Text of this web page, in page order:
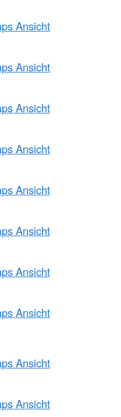
Ansicht
Ansicht
Ansicht
Ansicht
Ansicht
Ansicht
Ansicht
Ansicht
Ansicht
Ansicht